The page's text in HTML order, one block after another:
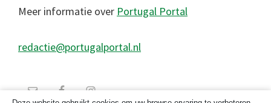
Meer informatie over Portugal Portal
redactie@portugalportal.nl